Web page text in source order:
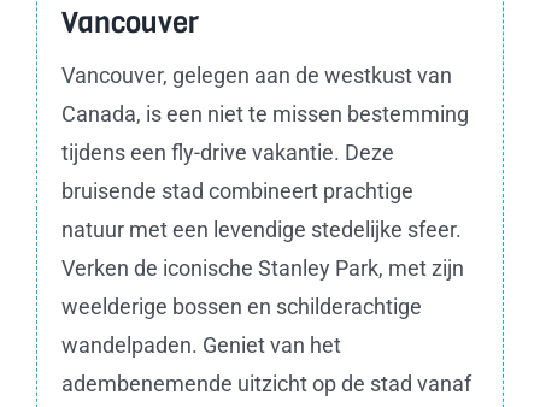
Vancouver
Vancouver, gelegen aan de westkust van
Canada, is een niet te missen bestemming
tijdens een fly-drive vakantie. Deze
bruisende stad combineert prachtige
natuur met een levendige stedelijke sfeer.
Verken de iconische Stanley Park, met zijn
weelderige bossen en schilderachtige
wandelpaden. Geniet van het
adembenemende uitzicht op de stad vanaf